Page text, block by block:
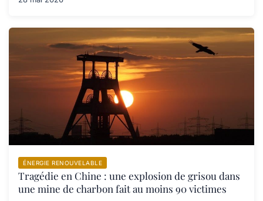
ÉNERGIE RENOUVELABLE
Tragédie en Chine : une explosion de grisou dans
une mine de charbon fait au moins 90 victimes